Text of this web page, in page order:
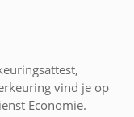
vind je op
Economie.